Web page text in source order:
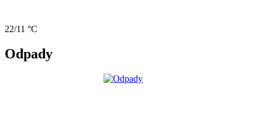
22/11 °C
Odpady